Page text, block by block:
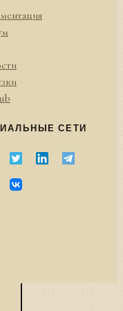
СЕТИ